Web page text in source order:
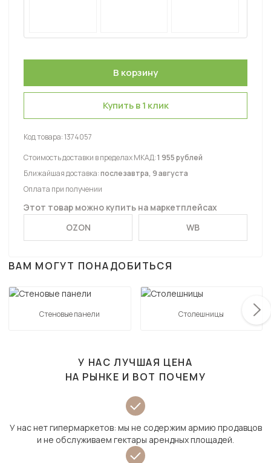
Купить в 1 клик
Код товара:1374057
Стоимость доставки в пределах МКАД:1 955 рублей
Ближайшая доставка:послезавтра, 9 августа
Оплата при получении
Этот товар можно купить на маркетплейсах
OZON
WB
ВАМ МОГУТ ПОНАДОБИТЬСЯ
Стеновые панели Столешницы
У НАС ЛУЧШАЯ ЦЕНА
НА РЫНКЕ И ВОТ ПОЧЕМУ
У нас нет гипермаркетов: мы не содержим армию продавцов
и не обслуживаем гектары арендных площадей.